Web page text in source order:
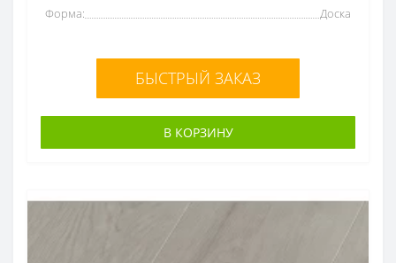
Форма:
Доска
БЫСТРЫЙ ЗАКАЗ
В КОРЗИНУ